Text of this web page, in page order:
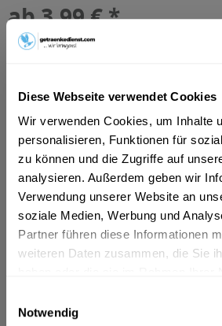
Diese Webseite verwendet Cookies
Wir verwenden Cookies, um Inhalte
personalisieren, Funktionen für
zu können und die Zugriffe auf
analysieren. Außerdem geben wir
Verwendung unserer Website an
soziale Medien, Werbung und
Partner führen diese Informationen
weiteren Daten zusammen, die Sie
Notwendig
ab 3,99 € *
Inhalt:
9 Liter (0,44 € * / 1 Liter)
inkl. MwSt.ggf. zzgl. Erschwerniszuschlag
MEHRWEG
Warenkorb
Artikel-Nr.:
32645
Verfügbar in:
Ladbergen Lienen